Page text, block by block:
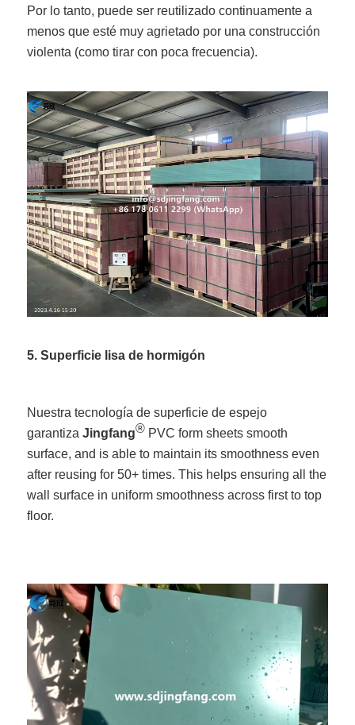
Por lo tanto, puede ser reutilizado continuamente a
menos que esté muy agrietado por una construcción
violenta (como tirar con poca frecuencia).
5. Superficie lisa de hormigón
Nuestra tecnología de superficie de espejo
garantizaJingfang® PVC form sheets smooth
surface, and is able to maintain its smoothness even
after reusing for 50+ times. This helps ensuring all the
wall surface in uniform smoothness across first to top
floor.